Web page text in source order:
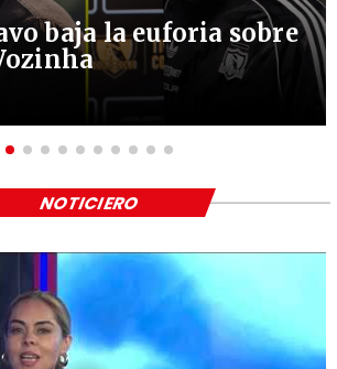
baja la euforia sobre
NOTICIERO